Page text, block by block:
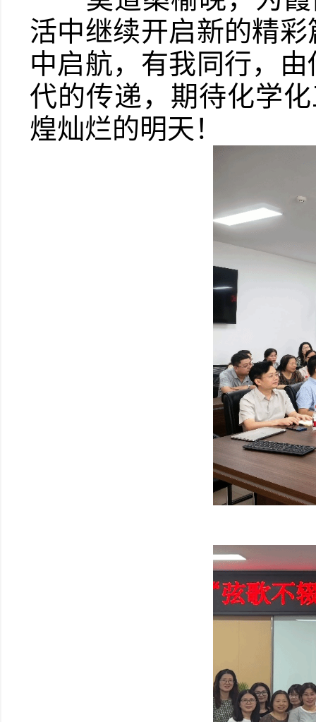
活中继续开启新的精
中启航，有我同行，
代的传递，期待化学
煌灿烂的明天！